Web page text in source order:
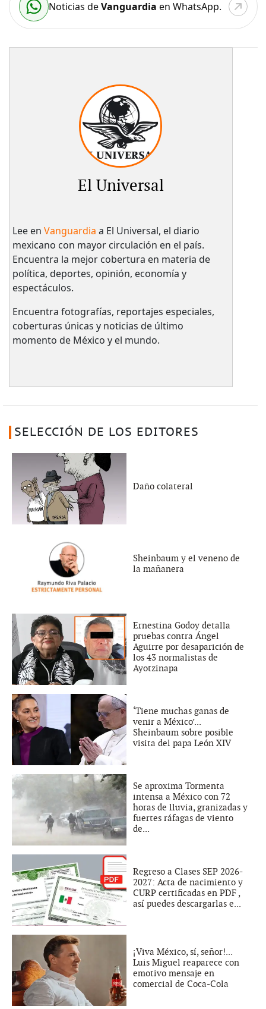
Noticias deVanguardia en WhatsApp.
El Universal
Lee en Vanguardia a El Universal, el diario
mexicano con mayor circulación en el país.​
Encuentra la mejor cobertura en materia de
política, deportes, opinión, economía y
espectáculos.
Encuentra fotografías, reportajes especiales,
coberturas únicas y noticias de último
momento de México y el mundo.
SELECCIÓN DE LOS EDITORES
Daño colateral
Sheinbaum y el veneno de
la mañanera
Ernestina Godoy detalla
pruebas contra Ángel
Aguirre por desaparición de
los 43 normalistas de
Ayotzinapa
‘Tiene muchas ganas de
venir a México’...
Sheinbaum sobre posible
visita del papa León XIV
Se aproxima Tormenta
intensa a México con 72
horas de lluvia, granizadas y
fuertes ráfagas de viento
de...
Regreso a Clases SEP 2026-
2027: Acta de nacimiento y
CURP certificadas en PDF ,
así puedes descargarlas e...
¡Viva México, sí, señor!...
Luis Miguel reaparece con
emotivo mensaje en
comercial de Coca-Cola